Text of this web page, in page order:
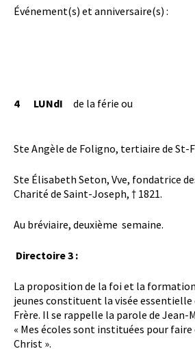
Événement(s) et anniversaire(s) :
4 LUNdI de la férie ou
Ste Angèle de Foligno, tertiaire de St-
Ste Élisabeth Seton, Vve, fondatrice
Charité de Saint-Joseph, † 1821.
Au bréviaire, deuxième semaine.
Directoire 3 :
La proposition de la foi et la
jeunes constituent la visée essentielle
Frère. Il se rappelle la parole de Jean-
« Mes écoles sont instituées pour
Christ ».